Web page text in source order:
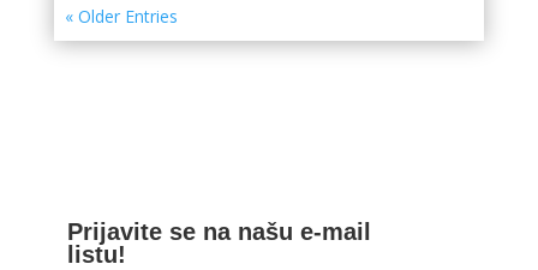
« Older Entries
Prijavite se na našu e-mail
listu!